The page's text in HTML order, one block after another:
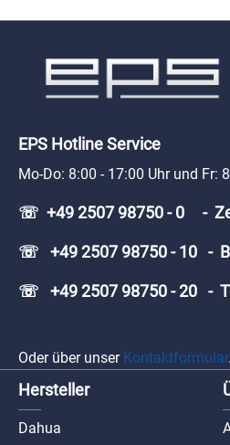
EPS Hotline Service
Mo-Do: 8:00 - 17:00 Uhr und Fr:
☏ +49 2507 98750 - 0 -
☏ +49 2507 98750 - 10 -
☏ +49 2507 98750 - 20 -
Oder über unser Kontaktformular.
Hersteller
Dahua